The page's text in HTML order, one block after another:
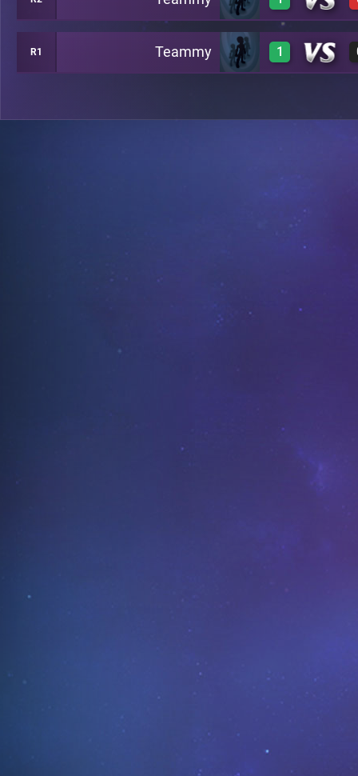
0 A12
1 A16
R1 Teammy 1